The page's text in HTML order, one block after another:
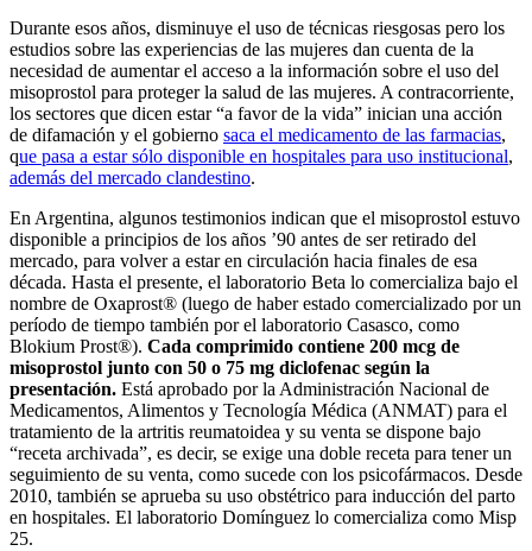
Durante esos años, disminuye el uso de técnicas riesgosas pero los
estudios sobre las experiencias de las mujeres dan cuenta de la
necesidad de aumentar el acceso a la información sobre el uso del
misoprostol para proteger la salud de las mujeres. A contracorriente,
los sectores que dicen estar “a favor de la vida” inician una acción
de difamación y el gobierno saca el medicamento de las farmacias,
que pasa a estar sólo disponible en hospitales para uso institucional,
además del mercado clandestino.
En Argentina, algunos testimonios indican que el misoprostol estuvo
disponible a principios de los años ’90 antes de ser retirado del
mercado, para volver a estar en circulación hacia finales de esa
década. Hasta el presente, el laboratorio Beta lo comercializa bajo el
nombre de Oxaprost® (luego de haber estado comercializado por un
período de tiempo también por el laboratorio Casasco, como
Blokium Prost®). Cada comprimido contiene 200 mcg de
misoprostol junto con 50 o 75 mg diclofenac según la
presentación. Está aprobado por la Administración Nacional de
Medicamentos, Alimentos y Tecnología Médica (ANMAT) para el
tratamiento de la artritis reumatoidea y su venta se dispone bajo
“receta archivada”, es decir, se exige una doble receta para tener un
seguimiento de su venta, como sucede con los psicofármacos. Desde
2010, también se aprueba su uso obstétrico para inducción del parto
en hospitales. El laboratorio Domínguez lo comercializa como Misp
25.